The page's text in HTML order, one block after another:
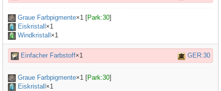
Graue Farbpigmente×1 [Park:30]
Eiskristall ×1
Windkristall ×1
Einfacher Farbstoff×1 GER:30
Graue Farbpigmente×1 [Park:30]
Eiskristall ×1